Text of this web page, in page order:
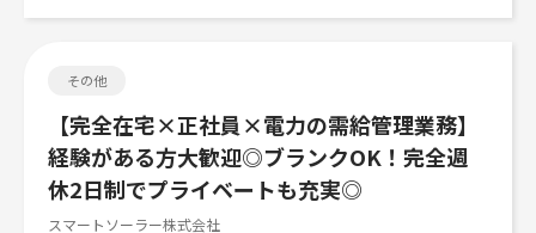
その他
【完全在宅×正社員×電力の需給管理業務】
経験がある方大歓迎◎ブランクOK！完全週
休2日制でプライベートも充実◎
スマートソーラー株式会社